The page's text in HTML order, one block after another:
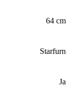
64 cm
Starfurn
Ja